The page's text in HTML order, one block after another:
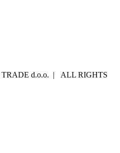
d.o.o. | ALL RIGHTS